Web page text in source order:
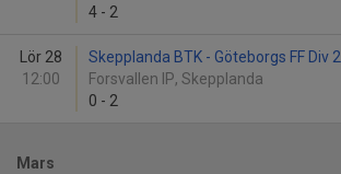
4 - 2
Lör 28
12:00
Skepplanda BTK - Göteborgs FF Div 2
Forsvallen IP, Skepplanda
0 - 2
Mars